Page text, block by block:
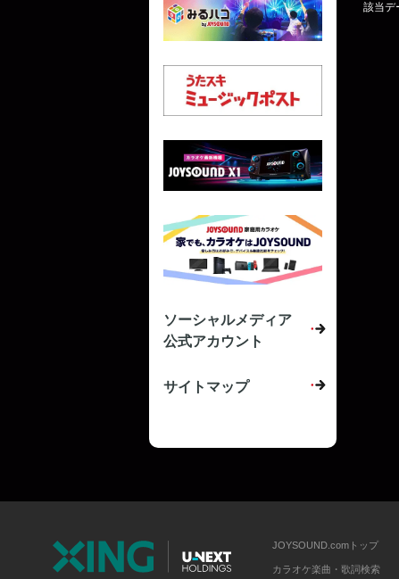
該当デ
ソーシャルメディア
公式アカウント
サイトマップ
JOYSOUND.comトップ
カラオケ楽曲・歌詞検索